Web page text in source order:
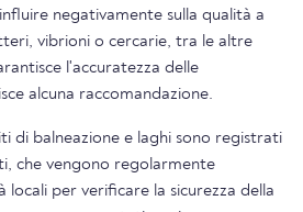
negativamente sulla qualità a
vibrioni o cercarie, tra le altre
l'accuratezza delle
alcuna raccomandazione.
di balneazione e laghi sono registrati
che vengono regolarmente
locali per verificare la sicurezza della